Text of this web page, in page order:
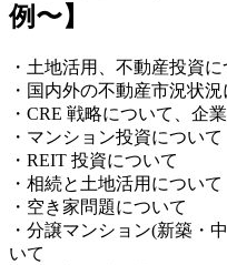
例〜】
・土地活用、不動産投資に
・国内外の不動産市況状
・CRE 戦略について、企
・マンション投資について
・REIT 投資について
・相続と土地活用について
・空き家問題について
・分譲マンション(新築・
いて